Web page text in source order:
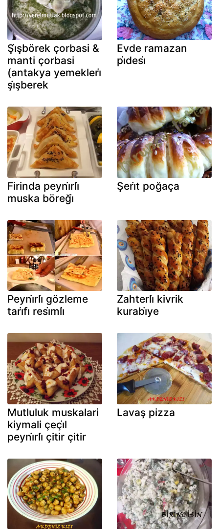
Şi̇şbörek çorbasi &
manti çorbasi
(antakya yemekleri̇
şi̇şberek
Evde ramazan
pi̇desi̇
Firinda peyni̇rli̇
muska böreği̇
Şeri̇t poğaça
Peyni̇rli̇ gözleme
tari̇fi̇ resi̇mli̇
Zahterli̇ kivrik
kurabi̇ye
Mutluluk muskalari
kiymali çeçi̇l
peyni̇rli̇ çitir çitir
Lavaş pizza